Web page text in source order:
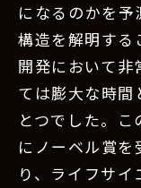
になるのかを
構造を解明する
開発において
ては膨大な時
とつでした。
にノーベル賞
り、ライフサ